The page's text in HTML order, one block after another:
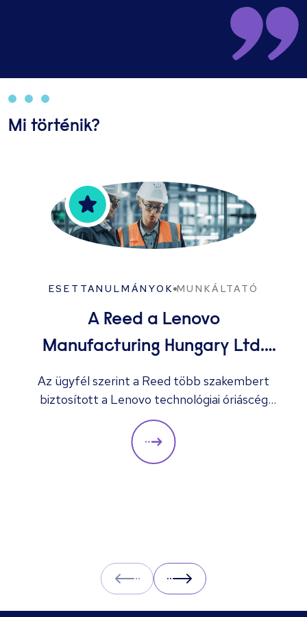
Mi történik?
ESETTANULMÁNYOK MUNKÁLTATÓ
A Reed a Lenovo
Manufacturing Hungary Ltd.
több megüresedett állását
betölti
Az ügyfél szerint a Reed több szakembert
biztosított a Lenovo technológiai óriáscég
számára, akik „mind segítenek a céget a
következő szintre emelni.
Prev Next